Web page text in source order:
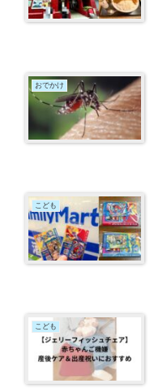
おでかけ
こども
こども